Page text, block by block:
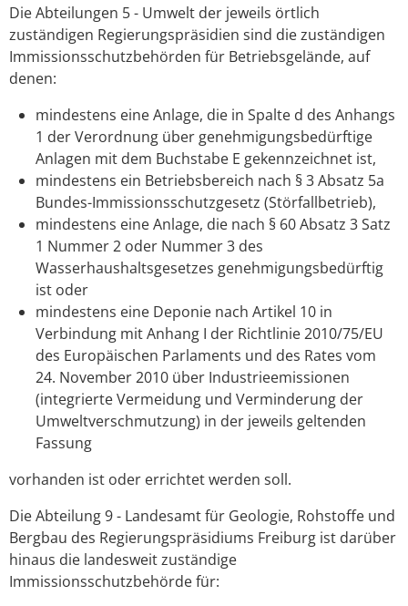
Die Abteilungen 5 - Umwelt der jeweils örtlich
zuständigen Regierungspräsidien sind die zuständigen
Immissionsschutzbehörden für Betriebsgelände, auf
denen:
mindestens eine Anlage, die in Spalte d des Anhangs
1 der Verordnung über genehmigungsbedürftige
Anlagen mit dem Buchstabe E gekennzeichnet ist,
mindestens ein Betriebsbereich nach § 3 Absatz 5a
Bundes-Immissionsschutzgesetz (Störfallbetrieb),
mindestens eine Anlage, die nach § 60 Absatz 3 Satz
1 Nummer 2 oder Nummer 3 des
Wasserhaushaltsgesetzes genehmigungsbedürftig
ist oder
mindestens eine Deponie nach Artikel 10 in
Verbindung mit Anhang I der Richtlinie 2010/75/EU
des Europäischen Parlaments und des Rates vom
24. November 2010 über Industrieemissionen
(integrierte Vermeidung und Verminderung der
Umweltverschmutzung) in der jeweils geltenden
Fassung
vorhanden ist oder errichtet werden soll.
Die Abteilung 9 - Landesamt für Geologie, Rohstoffe und
Bergbau des Regierungspräsidiums Freiburg ist darüber
hinaus die landesweit zuständige
Immissionsschutzbehörde für: